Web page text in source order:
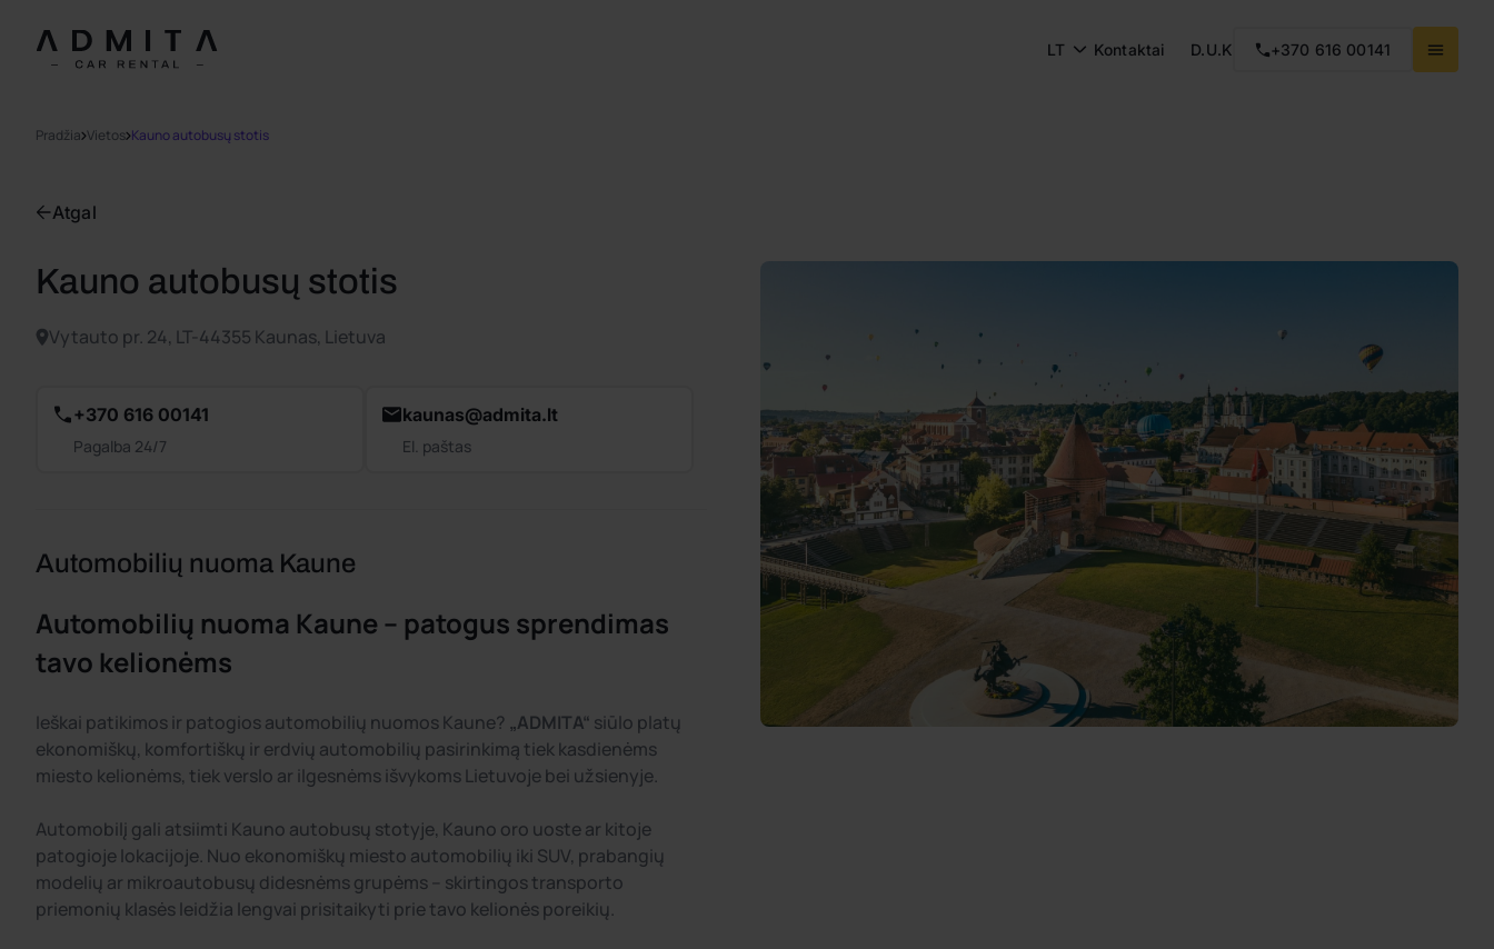
LT Kontaktai D.U.K +370 616 00141
Pradžia Vietos Kauno autobusų stotis
Atgal
Kauno autobusų stotis
Vytauto pr. 24, LT-44355 Kaunas, Lietuva
+370 616 00141
Pagalba 24/7
kaunas@admita.lt
El. paštas
Automobilių nuoma Kaune
Automobilių nuoma Kaune – patogus sprendimas
tavo kelionėms
Ieškai patikimos ir patogios automobilių nuomos Kaune? „ADMITA“ siūlo platų
ekonomiškų, komfortiškų ir erdvių automobilių pasirinkimą tiek kasdienėms
miesto kelionėms, tiek verslo ar ilgesnėms išvykoms Lietuvoje bei užsienyje.
Automobilį gali atsiimti Kauno autobusų stotyje, Kauno oro uoste ar kitoje
patogioje lokacijoje. Nuo ekonomiškų miesto automobilių iki SUV, prabangių
modelių ar mikroautobusų didesnėms grupėms – skirtingos transporto
priemonių klasės leidžia lengvai prisitaikyti prie tavo kelionės poreikių.